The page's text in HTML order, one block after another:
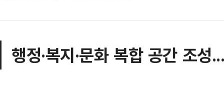
행정·복지·문화 복합 공간 조